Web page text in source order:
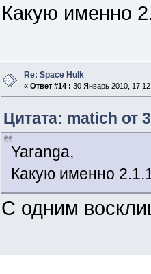
Какую именно
Re: Space Hulk
« Ответ #14 : 30 Январь 2010,
Цитата: matich от
Yaranga,
Какую именно
С одним